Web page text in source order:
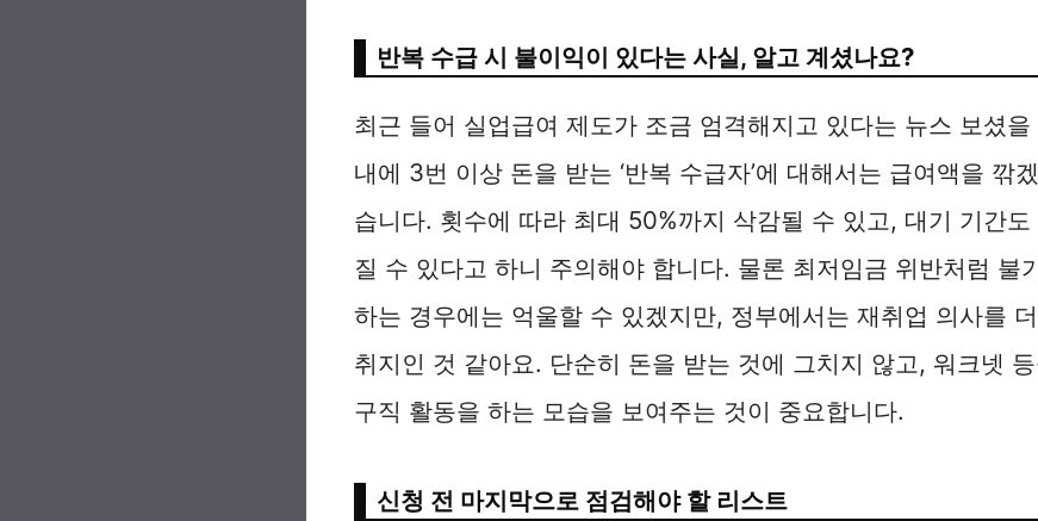
반복 수급 시 불이익이 있다는 사실, 알고 계셨나요?
최근 들어 실업급여 제도가 조금 엄격해지고 있다는 뉴스 보셨
내에 3번 이상 돈을 받는 ‘반복 수급자’에 대해서는 급여액을 깎
습니다. 횟수에 따라 최대 50%까지 삭감될 수 있고, 대기 기간
질 수 있다고 하니 주의해야 합니다. 물론 최저임금 위반처럼 불
하는 경우에는 억울할 수 있겠지만, 정부에서는 재취업 의사를
취지인 것 같아요. 단순히 돈을 받는 것에 그치지 않고, 워크넷
구직 활동을 하는 모습을 보여주는 것이 중요합니다.
신청 전 마지막으로 점검해야 할 리스트